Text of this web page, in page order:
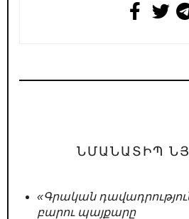
ՆՄԱՆԱՏԻՊ
«Գրական
բարու պայքարը